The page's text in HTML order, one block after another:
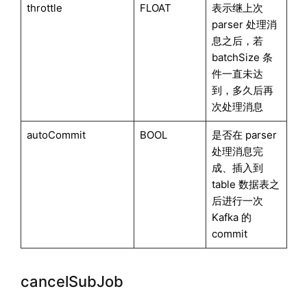
throttle FLOAT
表示继上次
parser 处理消
息之后，若
batchSize 条
件一直未达
到，多久后再
次处理消息
autoCommit BOOL
是否在 parser
处理消息完
成、插入到
table 数据表之
后进行一次
Kafka 的
commit
cancelSubJob